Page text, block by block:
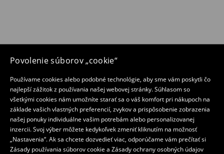
Povolenie súborov „cookie“
Používame cookies alebo podobné technológie, aby sme vám poskytli čo
najlepší zážitok z používania našej webovej stránky. Súhlasom so
všetkými cookies nám umožníte starať sa o váš komfort pri nákupoch na
základe vašich vlastných preferencií, zvykov a prispôsobenie zobrazenia
našej ponuky individuálne vašim potrebám alebo personalizovanej
inzercii. Svoj výber môžete kedykoľvek zmeniť kliknutím na možnosť
„Nastavenia“. Ak sa chcete dozvedieť viac, odporúčame vám prečítať si
Zásady používania súborov cookie a Zásady ochrany osobných údajov